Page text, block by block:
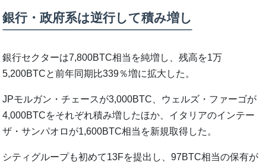
銀行・政府系は逆行して積み増し
銀行セクターは7,800BTC相当を純増し、残高を1万
5,200BTCと前年同期比339％増に拡大した。
JPモルガン・チェースが3,000BTC、ウェルズ・ファーゴが
4,000BTCをそれぞれ積み増したほか、イタリアのインテー
ザ・サンパオロが1,600BTC相当を新規取得した。
シティグループも初めて13Fを提出し、97BTC相当の保有が